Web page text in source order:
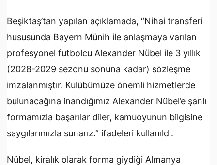
Beşiktaş’tan yapılan açıklamada, “Nihai transferi
hususunda Bayern Münih ile anlaşmaya varılan
profesyonel futbolcu Alexander Nübel ile 3 yıllık
(2028-2029 sezonu sonuna kadar) sözleşme
imzalanmıştır. Kulübümüze önemli hizmetlerde
bulunacağına inandığımız Alexander Nübel’e şanlı
formamızla başarılar diler, kamuoyunun bilgisine
saygılarımızla sunarız.” ifadeleri kullanıldı.
Nübel, kiralık olarak forma giydiği Almanya